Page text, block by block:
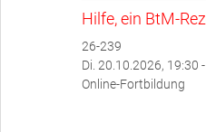
Hilfe, ein BtM-
26-239
Di. 20.10.2026, 19:30
Online-Fortbildung